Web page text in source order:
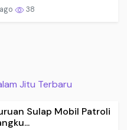
38
Jitu Terbaru
Sulap Mobil Patroli